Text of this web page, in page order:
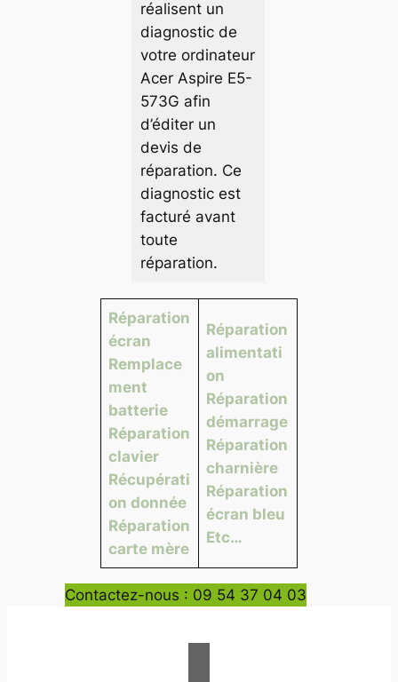
réalisent un
diagnostic de
votre ordinateur
Acer Aspire E5-
573G afin
d’éditer un
devis de
réparation. Ce
diagnostic est
facturé avant
toute
réparation.
Réparation
écran
Remplace
ment
batterie
Réparation
clavier
Récupérati
on donnée
Réparation
carte mère
Réparation
alimentati
on
Réparation
démarrage
Réparation
charnière
Réparation
écran bleu
Etc…
Contactez-nous : 09 54 37 04 03